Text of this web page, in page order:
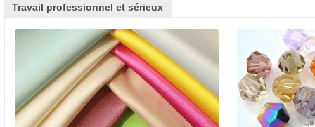
Travail professionnel et sérieux